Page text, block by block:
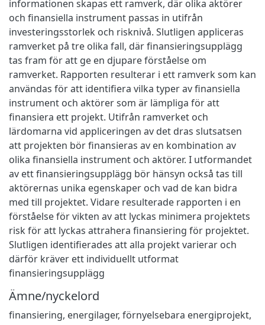
informationen skapas ett ramverk, där olika aktörer
och finansiella instrument passas in utifrån
investeringsstorlek och risknivå. Slutligen appliceras
ramverket på tre olika fall, där finansieringsupplägg
tas fram för att ge en djupare förståelse om
ramverket. Rapporten resulterar i ett ramverk som kan
användas för att identifiera vilka typer av finansiella
instrument och aktörer som är lämpliga för att
finansiera ett projekt. Utifrån ramverket och
lärdomarna vid appliceringen av det dras slutsatsen
att projekten bör finansieras av en kombination av
olika finansiella instrument och aktörer. I utformandet
av ett finansieringsupplägg bör hänsyn också tas till
aktörernas unika egenskaper och vad de kan bidra
med till projektet. Vidare resulterade rapporten i en
förståelse för vikten av att lyckas minimera projektets
risk för att lyckas attrahera finansiering för projektet.
Slutligen identifierades att alla projekt varierar och
därför kräver ett individuellt utformat
finansieringsupplägg
Ämne/nyckelord
finansiering, energilager, förnyelsebara energiprojekt,